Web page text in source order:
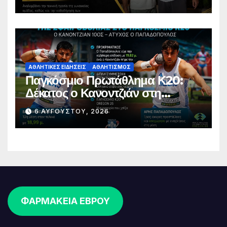
ΑΘΛΗΤΙΚΈΣ ΕΙΔΉΣΕΙΣ ΑΘΛΗΤΙΣΜΌΣ
Παγκόσμιο Πρωτάθλημα Κ20:
Δέκατος ο Κανοντζιάν στη
σφαιροβολία – Άτυχος ο
Παπαδόπουλος στον τελικό
6 ΑΥΓΟΎΣΤΟΥ, 2026
ΦΑΡΜΑΚΕΙΑ ΕΒΡΟΥ